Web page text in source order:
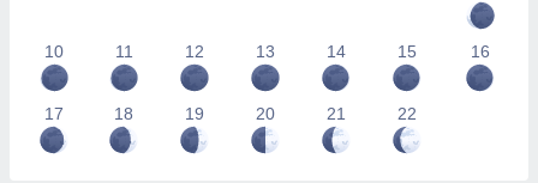
10 11 12 13 14 15 16
17 18 19 20 21 22